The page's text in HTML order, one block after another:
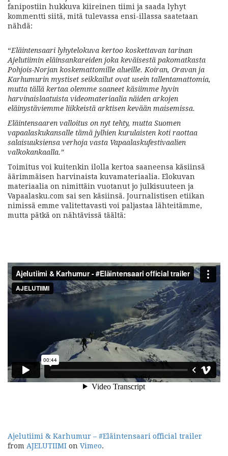
fanipostiin hukkuva kiireinen tiimi ja saada lyhyt
kommentti siitä, mitä tulevassa ensi-illassa saatetaan
nähdä:
“Eläintensaari lyhytelokuva kertoo koskettavan tarinan
Ajelutiimin eläinsankareiden joka keväisestä pakomatkasta
Pohjois-Norjan koskemattomille alueille. Koiran, Oravan ja
Karhumurin mystiset seikkailut ovat usein tallentamattomia,
mutta tällä kertaa olemme saaneet käsiimme hyvin
harvinaislaatuista videomateriaalia näiden arkojen
eläinystäviemme liikkeistä arktisen kevään maisemissa.
Eläintensaaren valloitus on nyt tehty, mutta Suomen
vapaalaskukansalle tämä jylhien kurulaisten koti raottaa
salaisuuksiensa verhoja vasta Vapaalaskufestivaalien
valkokankaalla.”
Toimitus voi kuitenkin ilolla kertoa saaneensa käsiinsä
äärimmäisen harvinaista kuvamateriaalia. Elokuvan
materiaalia on nimittäin vuotanut jo julkisuuteen ja
Vapaalasku.com sai sen käsiinsä. Journalistisen etiikan
nimissä emme valitettavasti voi paljastaa lähteitämme,
mutta pätkä on nähtävissä täältä:
Ajelutiimi & Karhumur – #Eläintensaari official trailer
from AJELUTIIMI on Vimeo.